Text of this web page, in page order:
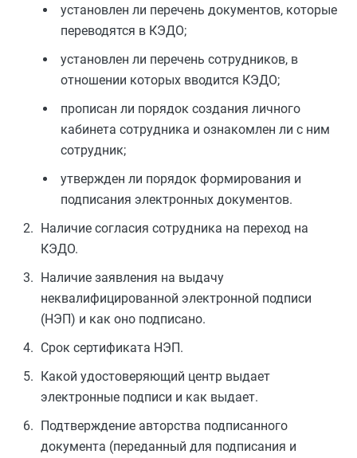
установлен ли перечень документов, которые
переводятся в КЭДО;
установлен ли перечень сотрудников, в
отношении которых вводится КЭДО;
прописан ли порядок создания личного
кабинета сотрудника и ознакомлен ли с ним
сотрудник;
утвержден ли порядок формирования и
подписания электронных документов.
Наличие согласия сотрудника на переход на
КЭДО.
Наличие заявления на выдачу
неквалифицированной электронной подписи
(НЭП) и как оно подписано.
Срок сертификата НЭП.
Какой удостоверяющий центр выдает
электронные подписи и как выдает.
Подтверждение авторства подписанного
документа (переданный для подписания и